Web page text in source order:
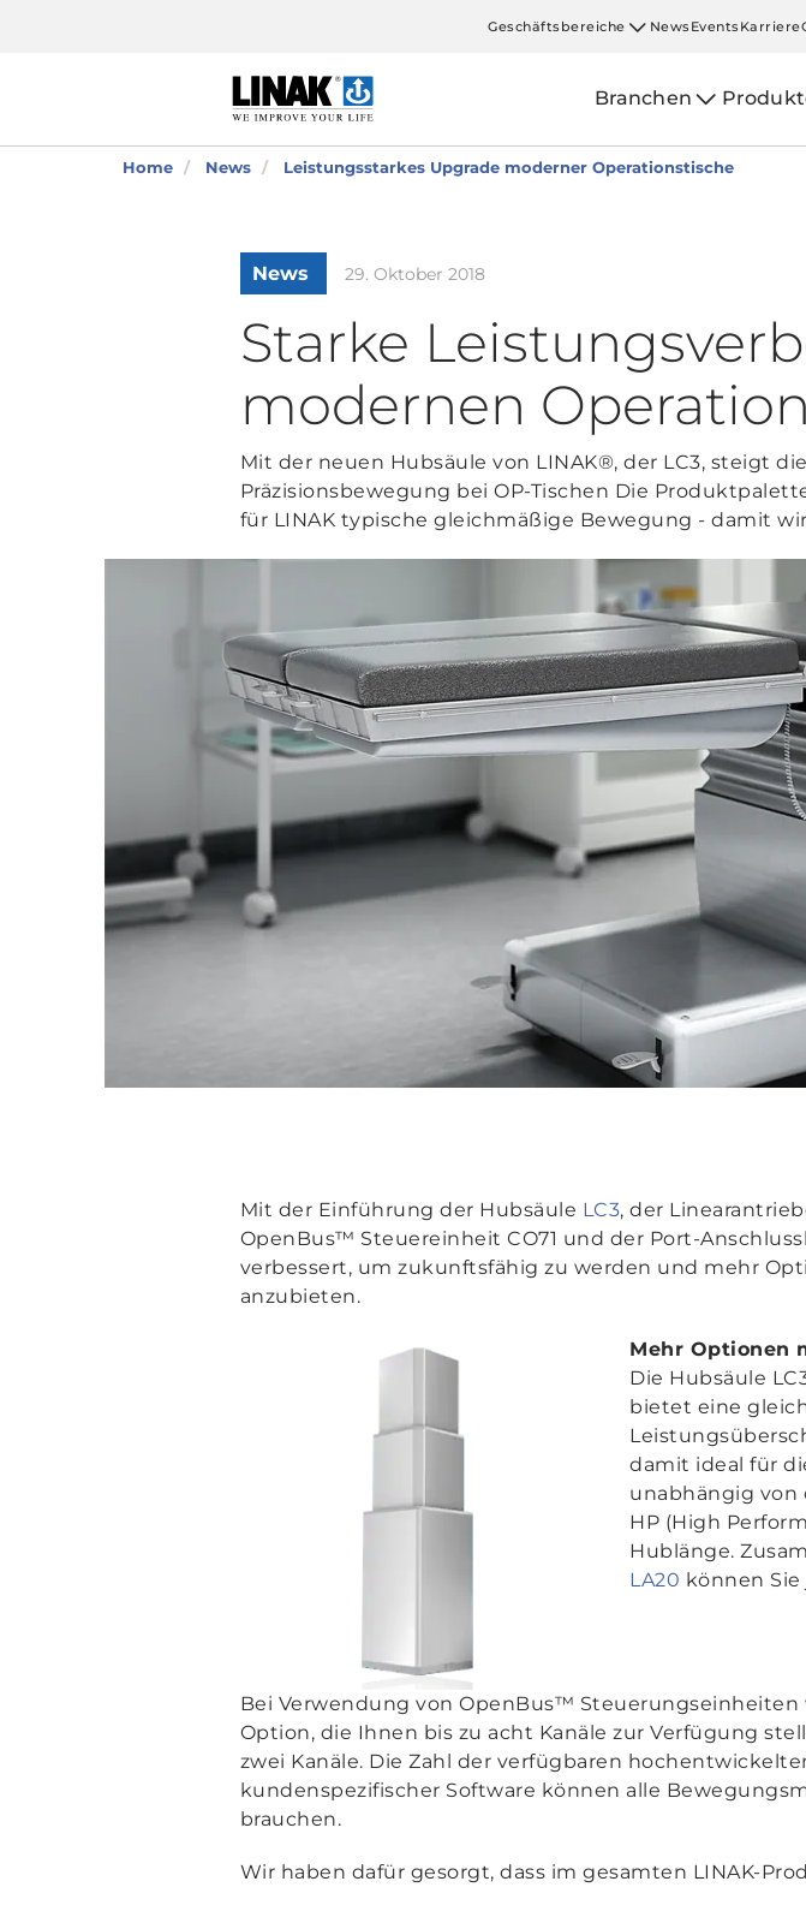
Geschäftsbereiche NewsEventsKarriere
Branchen
Home News Leistungsstarkes Upgrade moderner Operationstische
News 29. Oktober 2018
Starke
modernen
Mit der neuen Hubsäule von LINAK®, der LC3, steigt
Präzisionsbewegung bei OP-Tischen Die
für LINAK typische gleichmäßige Bewegung - damit
Mit der Einführung der Hubsäule LC3, der
OpenBus™ Steuereinheit CO71 und der Port-
verbessert, um zukunftsfähig zu werden und mehr
anzubieten.
Mehr Optionen
Die Hubsäule
bietet eine
damit ideal für
unabhängig von
HP (High
Hublänge.
LA20 können
Bei Verwendung von OpenBus™ Steuerungseinheiten
Option, die Ihnen bis zu acht Kanäle zur Verfügung
zwei Kanäle. Die Zahl der verfügbaren
kundenspezifischer Software können alle
brauchen.
Wir haben dafür gesorgt, dass im gesamten LINAK-